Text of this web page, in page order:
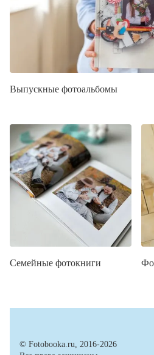
Выпускные фотоальбомы
Семейные фотокниги
© Fotobooka.ru, 2016-2026